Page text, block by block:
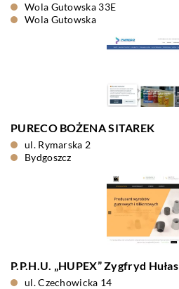
Wola Gutowska 33E
Wola Gutowska
PURECO BOŻENA SITAREK
ul. Rymarska 2
Bydgoszcz
P.P.H.U. „HUPEX” Zygfryd Hułas
ul. Czechowicka 14